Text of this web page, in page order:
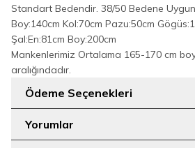
Standart Bedendir. 38/50 Bedene
Boy:140cm Kol:70cm Pazu:50cm
Şal:En:81cm Boy:200cm
Mankenlerimiz Ortalama 165-170 cm
aralığındadır.
Ödeme Seçenekleri
Yorumlar